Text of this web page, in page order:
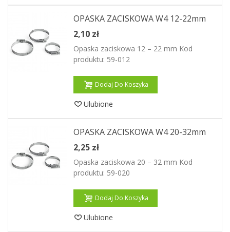
OPASKA ZACISKOWA W4 12-22mm
2,10 zł
Opaska zaciskowa 12 – 22 mm Kod
produktu: 59-012
Dodaj Do Koszyka
Ulubione
OPASKA ZACISKOWA W4 20-32mm
2,25 zł
Opaska zaciskowa 20 – 32 mm Kod
produktu: 59-020
Dodaj Do Koszyka
Ulubione